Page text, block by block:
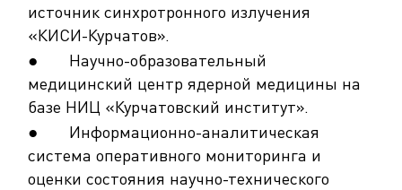
источник синхротронного излучения
«КИСИ-Курчатов».
● Научно-образовательный
медицинский центр ядерной медицины на
базе НИЦ «Курчатовский институт».
● Информационно-аналитическая
система оперативного мониторинга и
оценки состояния научно-технического